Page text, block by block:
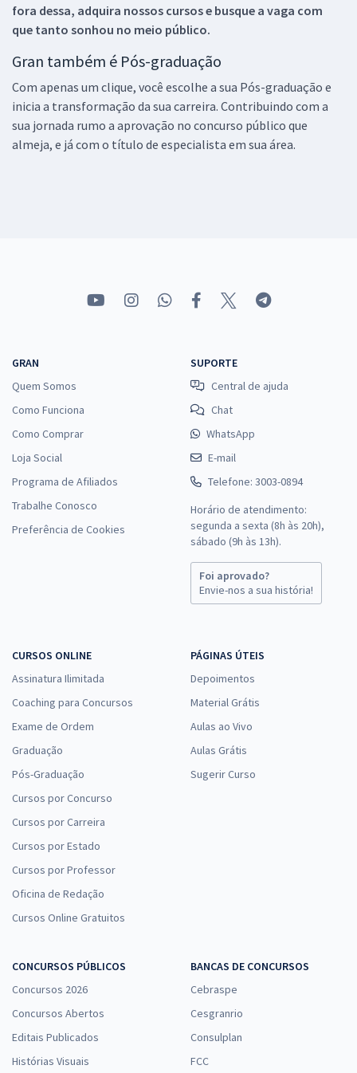
fora dessa, adquira nossos cursos e busque a vaga com
que tanto sonhou no meio público.
Gran também é Pós-graduação
Com apenas um clique, você escolhe a sua Pós-graduação e
inicia a transformação da sua carreira. Contribuindo com a
sua jornada rumo a aprovação no concurso público que
almeja, e já com o título de especialista em sua área.
GRAN
Quem Somos
Como Funciona
Como Comprar
Loja Social
Programa de Afiliados
Trabalhe Conosco
Preferência de Cookies
SUPORTE
Central de ajuda
Chat
WhatsApp
E-mail
Telefone: 3003-0894
Horário de atendimento:
segunda a sexta (8h às 20h),
sábado (9h às 13h).
Foi aprovado?
Envie-nos a sua história!
CURSOS ONLINE
Assinatura Ilimitada
Coaching para Concursos
Exame de Ordem
Graduação
Pós-Graduação
Cursos por Concurso
Cursos por Carreira
Cursos por Estado
Cursos por Professor
Oficina de Redação
Cursos Online Gratuitos
PÁGINAS ÚTEIS
Depoimentos
Material Grátis
Aulas ao Vivo
Aulas Grátis
Sugerir Curso
CONCURSOS PÚBLICOS
Concursos 2026
Concursos Abertos
Editais Publicados
Histórias Visuais
BANCAS DE CONCURSOS
Cebraspe
Cesgranrio
Consulplan
FCC